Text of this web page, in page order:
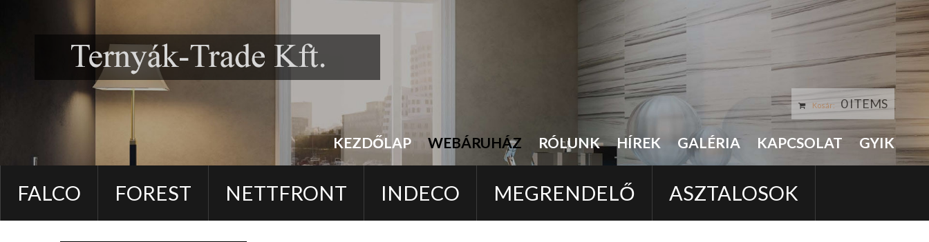
KEZDŐLAP WEBÁRUHÁZ RÓLUNK HÍREK GALÉRIA KAPCSOLAT GYIK
Kosár: 0 ITEMS
FALCO FOREST NETTFRONT INDECO MEGRENDELŐ ASZTALOSOK